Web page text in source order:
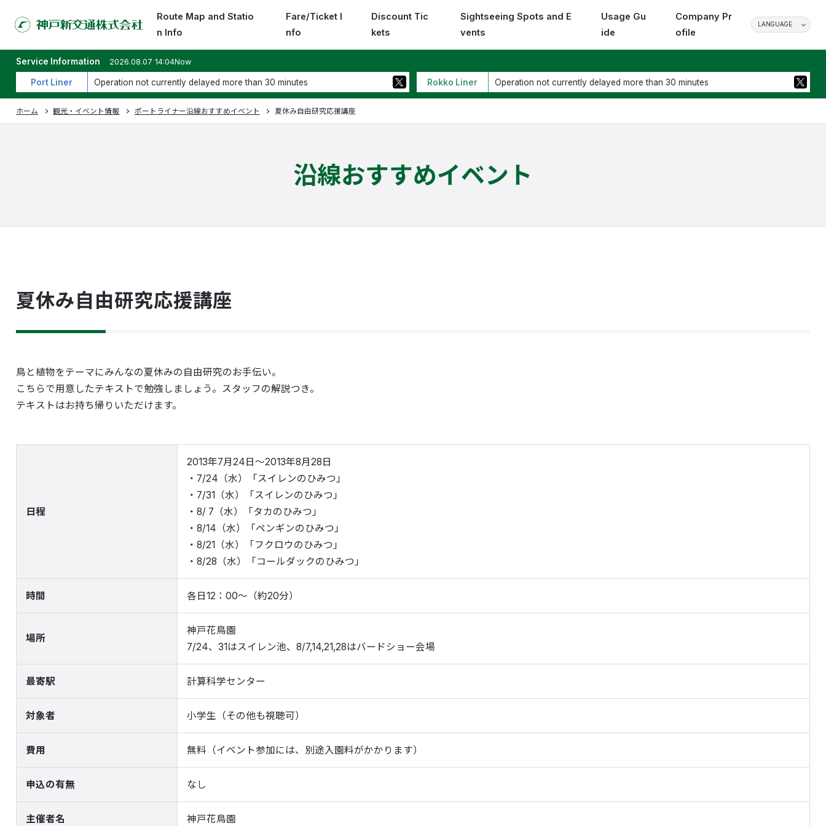
Route Map and Statio
n Info
Fare/Ticket I
nfo
Discount Tic
kets
Sightseeing Spots and E
vents
Usage Gu
ide
Company Pr
ofile
LANGUAGE
Service Information 2026.08.07 14:04Now
Port Liner Operation not currently delayed more than 30 minutes Rokko Liner Operation not currently delayed more than 30 minutes
ホーム 観光・イベント情報 ポートライナー沿線おすすめイベント 夏休み自由研究応援講座
沿線おすすめイベント
夏休み自由研究応援講座
鳥と植物をテーマにみんなの夏休みの自由研究のお手伝い。
こちらで用意したテキストで勉強しましょう。スタッフの解説つき。
テキストはお持ち帰りいただけます。
日程
2013年7月24日～2013年8月28日
・7/24（水）「スイレンのひみつ」
・7/31（水）「スイレンのひみつ」
・8/ 7（水）「タカのひみつ」
・8/14（水）「ペンギンのひみつ」
・8/21（水）「フクロウのひみつ」
・8/28（水）「コールダックのひみつ」
時間 各日12：00～（約20分）
場所
神戸花鳥園
7/24、31はスイレン池、8/7,14,21,28はバードショー会場
最寄駅 計算科学センター
対象者 小学生（その他も視聴可）
費用 無料（イベント参加には、別途入園料がかかります）
申込の有無 なし
主催者名 神戸花鳥園